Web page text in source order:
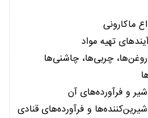
ماکارونی
تهیه مواد
چربی‌ها، چاشنی‌ها
و فرآورده‌های آن
و فرآورده‌های قنادی